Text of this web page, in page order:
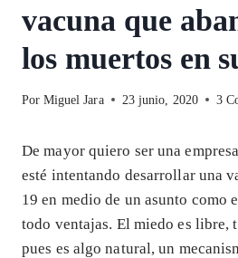
vacuna que
los muertos en
Por Miguel Jara 23 junio, 2020 3
De mayor quiero ser una
esté intentando desarrollar una
19 en medio de un asunto como
todo ventajas. El miedo es libre,
pues es algo natural, un